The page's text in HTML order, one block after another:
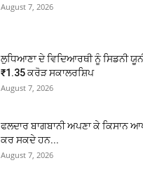
August 7, 2026
ਲੁਧਿਆਣਾ ਦੇ ਵਿਦਿਆਰਥੀ ਨੂੰ ਸਿਡਨੀ
₹1.35 ਕਰੋੜ ਸਕਾਲਰਸ਼ਿਪ
August 7, 2026
ਫਲਦਾਰ ਬਾਗਬਾਨੀ ਅਪਣਾ ਕੇ ਕਿਸਾਨ
ਕਰ ਸਕਦੇ ਹਨ...
August 7, 2026